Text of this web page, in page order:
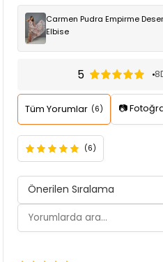
Carmen Pudra Empirme
Elbise
5 8
Tüm Yorumlar (6) 📷
(6)
Önerilen Sıralama